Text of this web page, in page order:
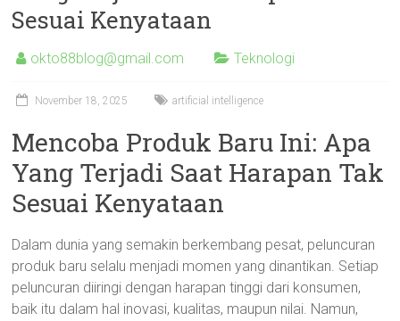
Sesuai Kenyataan
okto88blog@gmail.com Teknologi
November 18, 2025 artificial intelligence
Mencoba Produk Baru Ini: Apa
Yang Terjadi Saat Harapan Tak
Sesuai Kenyataan
Dalam dunia yang semakin berkembang pesat, peluncuran
produk baru selalu menjadi momen yang dinantikan. Setiap
peluncuran diiringi dengan harapan tinggi dari konsumen,
baik itu dalam hal inovasi, kualitas, maupun nilai. Namun,